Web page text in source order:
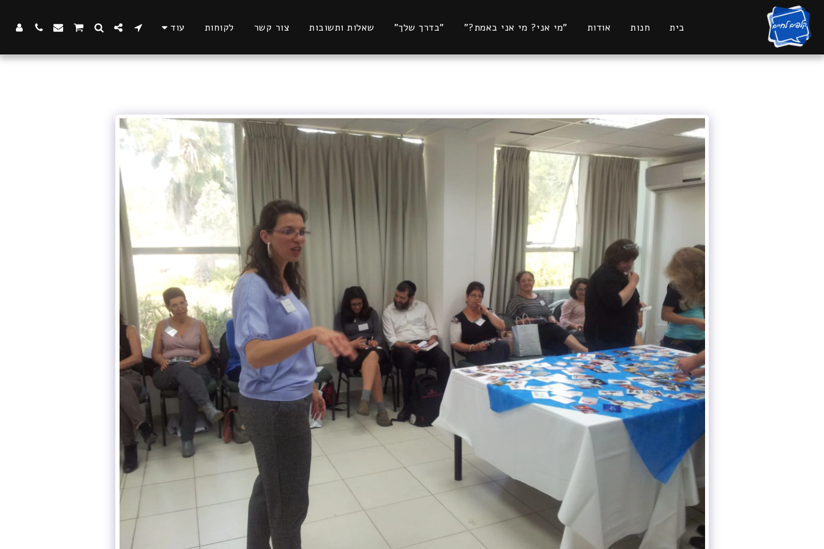
בית חנות אודות "מי אני? מי אני באמת?" "בדרך שלך" שאלות ותשובות צור קשר לקוחות עוד